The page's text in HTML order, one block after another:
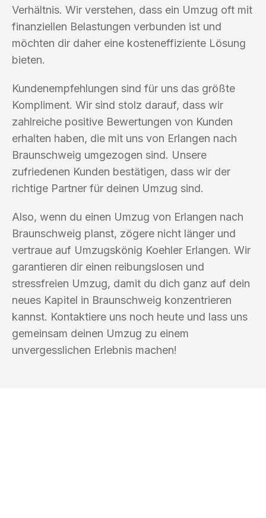
Verhältnis. Wir verstehen, dass ein Umzug oft mit
finanziellen Belastungen verbunden ist und
möchten dir daher eine kosteneffiziente Lösung
bieten.
Kundenempfehlungen sind für uns das größte
Kompliment. Wir sind stolz darauf, dass wir
zahlreiche positive Bewertungen von Kunden
erhalten haben, die mit uns von Erlangen nach
Braunschweig umgezogen sind. Unsere
zufriedenen Kunden bestätigen, dass wir der
richtige Partner für deinen Umzug sind.
Also, wenn du einen Umzug von Erlangen nach
Braunschweig planst, zögere nicht länger und
vertraue auf Umzugskönig Koehler Erlangen. Wir
garantieren dir einen reibungslosen und
stressfreien Umzug, damit du dich ganz auf dein
neues Kapitel in Braunschweig konzentrieren
kannst. Kontaktiere uns noch heute und lass uns
gemeinsam deinen Umzug zu einem
unvergesslichen Erlebnis machen!